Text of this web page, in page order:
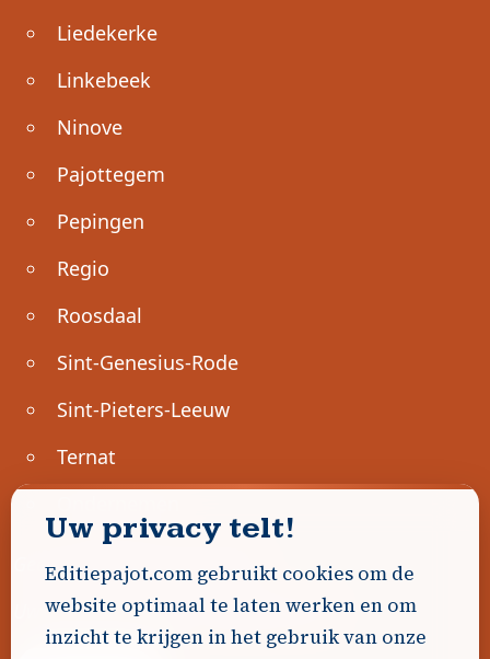
Liedekerke
Linkebeek
Ninove
Pajottegem
Pepingen
Regio
Roosdaal
Sint-Genesius-Rode
Sint-Pieters-Leeuw
Ternat
Geen advertenties gevonden.
Uw advertentie hier? Contacteer ons!
Uw privacy telt!
Editiepajot.com gebruikt cookies om de
website optimaal te laten werken en om
inzicht te krijgen in het gebruik van onze